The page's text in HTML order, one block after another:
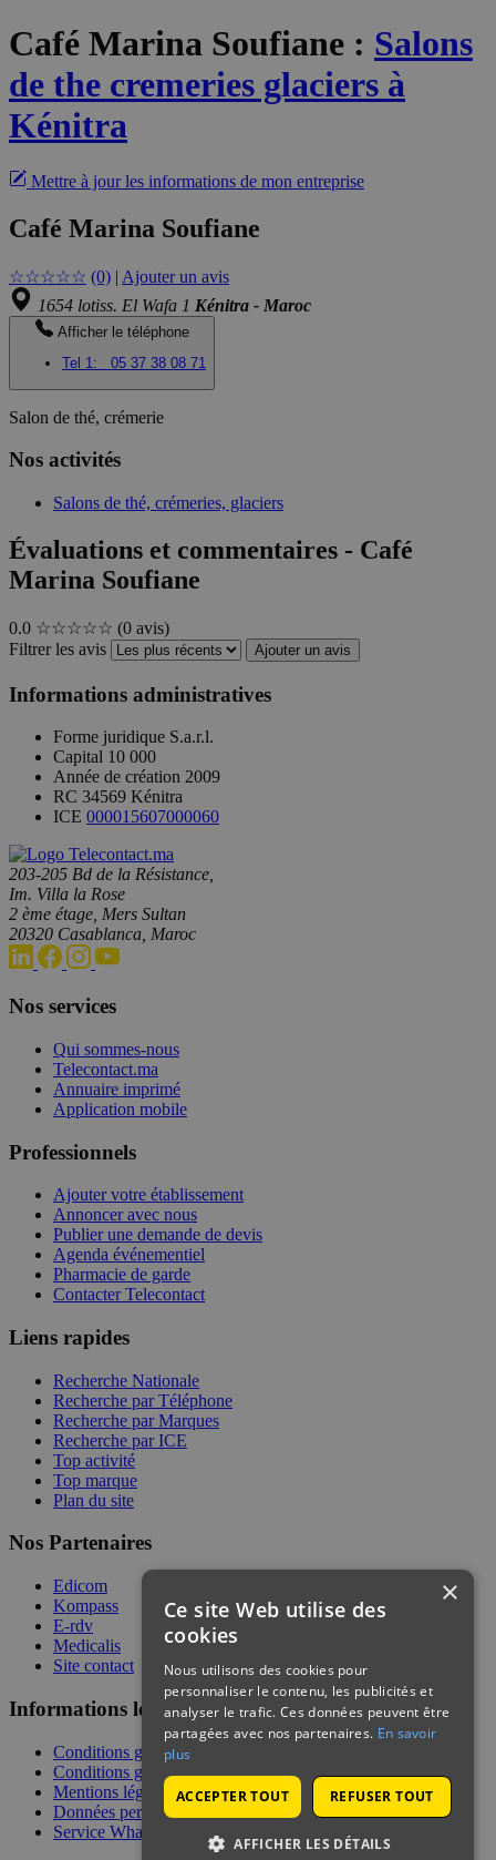
Café Marina Soufiane : Salons
de the cremeries glaciers à
Kénitra
Mettre à jour les informations de mon entreprise
Café Marina Soufiane
☆☆☆☆☆ (0) | Ajouter un avis
1654 lotiss. El Wafa 1 Kénitra - Maroc
Afficher le téléphone
Tel 1:
05 37 38 08 71
Salon de thé, crémerie
Nos activités
Salons de thé, crémeries, glaciers
Évaluations et commentaires - Café
Marina Soufiane
0.0 ☆☆☆☆☆ (0 avis)
Filtrer les avis
Ajouter un avis
Informations administratives
Forme juridique S.a.r.l.
Capital 10 000
Année de création 2009
RC 34569 Kénitra
ICE 000015607000060
203-205 Bd de la Résistance,
Im. Villa la Rose
2 ème étage, Mers Sultan
20320 Casablanca, Maroc
Nos services
Qui sommes-nous
Telecontact.ma
Annuaire imprimé
Application mobile
Professionnels
Ajouter votre établissement
Annoncer avec nous
Publier une demande de devis
Agenda événementiel
Pharmacie de garde
Contacter Telecontact
Liens rapides
Recherche Nationale
Recherche par Téléphone
Recherche par Marques
Recherche par ICE
Top activité
Top marque
Plan du site
Nos Partenaires
Edicom
Kompass
E-rdv
Medicalis
Site contact
Informations légales
Conditions générales de services
Conditions générales de vente
Mentions légales
Données personnelles
Service WhatsApp
×
Ce site Web utilise des
cookies
Nous utilisons des cookies pour
personnaliser le contenu, les publicités et
analyser le trafic. Ces données peuvent être
partagées avec nos partenaires. En savoir
plus
ACCEPTER TOUT REFUSER TOUT
AFFICHER LES DÉTAILS